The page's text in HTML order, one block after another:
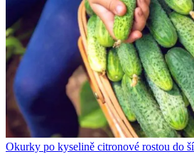
Okurky po kyselině citronové rostou do